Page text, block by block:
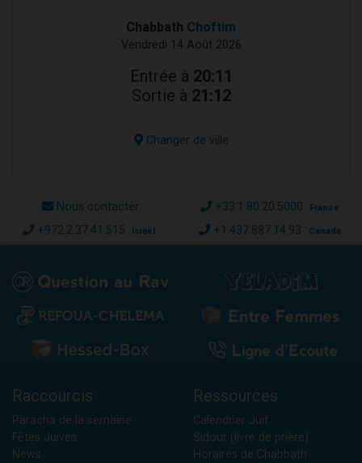
Chabbath Choftim
Vendredi 14 Août 2026
Entrée à 20:11
Sortie à 21:12
Changer de ville
Nous contacter +33.1.80.20.5000 France
+972.2.37.41.515 Israël +1.437.887.14.93 Canada
Raccourcis
Paracha de la semaine
Fêtes Juives
News
Ressources
Calendrier Juif
Sidour (livre de prière)
Horaires de Chabbath